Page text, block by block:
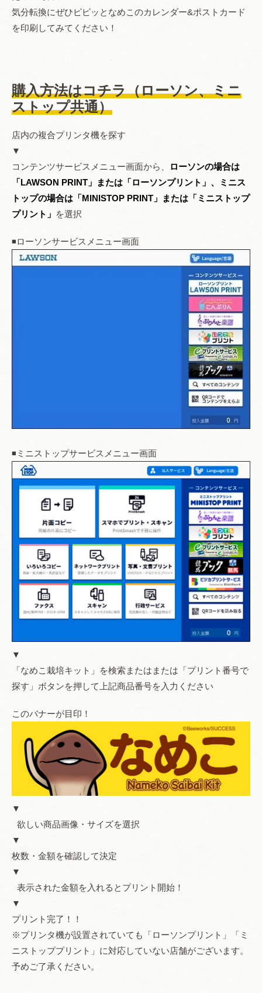
気分転換にぜひピピッとなめこのカレンダー&ポストカード
を印刷してみてください！
購入方法はコチラ（ローソン、ミニ
ストップ共通）
店内の複合プリンタ機を探す
▼
コンテンツサービスメニュー画面から、
ローソンの場合は
「LAWSON PRINT」または「ローソンプリント」、ミニス
トップの場合は「MINISTOP PRINT」または「ミニストップ
プリント」 を選択
◾️ローソンサービスメニュー画面
◾️ミニストップサービスメニュー画面
▼
「なめこ栽培キット」を検索またはまたは「プリント番号で
探す」ボタンを押して上記商品番号を入力ください
このバナーが目印！
▼
欲しい商品画像・サイズを選択
▼
枚数・金額を確認して決定
▼
表示された金額を入れるとプリント開始！
▼
プリント完了！！
※プリンタ機が設置されていても「ローソンプリント」「ミ
ニストッププリント」に対応していない店舗がございます。
予めご了承ください。